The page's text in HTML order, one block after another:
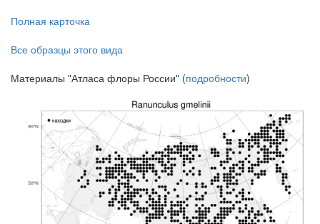
Полная карточка
Все образцы этого вида
Материалы "Атласа флоры России" (подробности)